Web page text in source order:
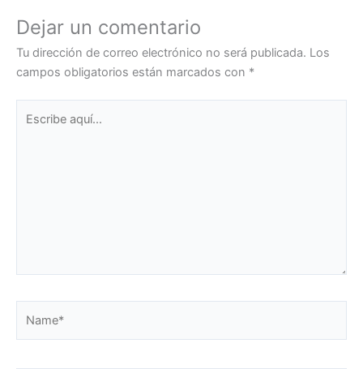
Dejar un comentario
Tu dirección de correo electrónico no será publicada. Los
campos obligatorios están marcados con *
aquí...